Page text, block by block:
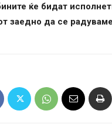
ќе бидат
заедно да се